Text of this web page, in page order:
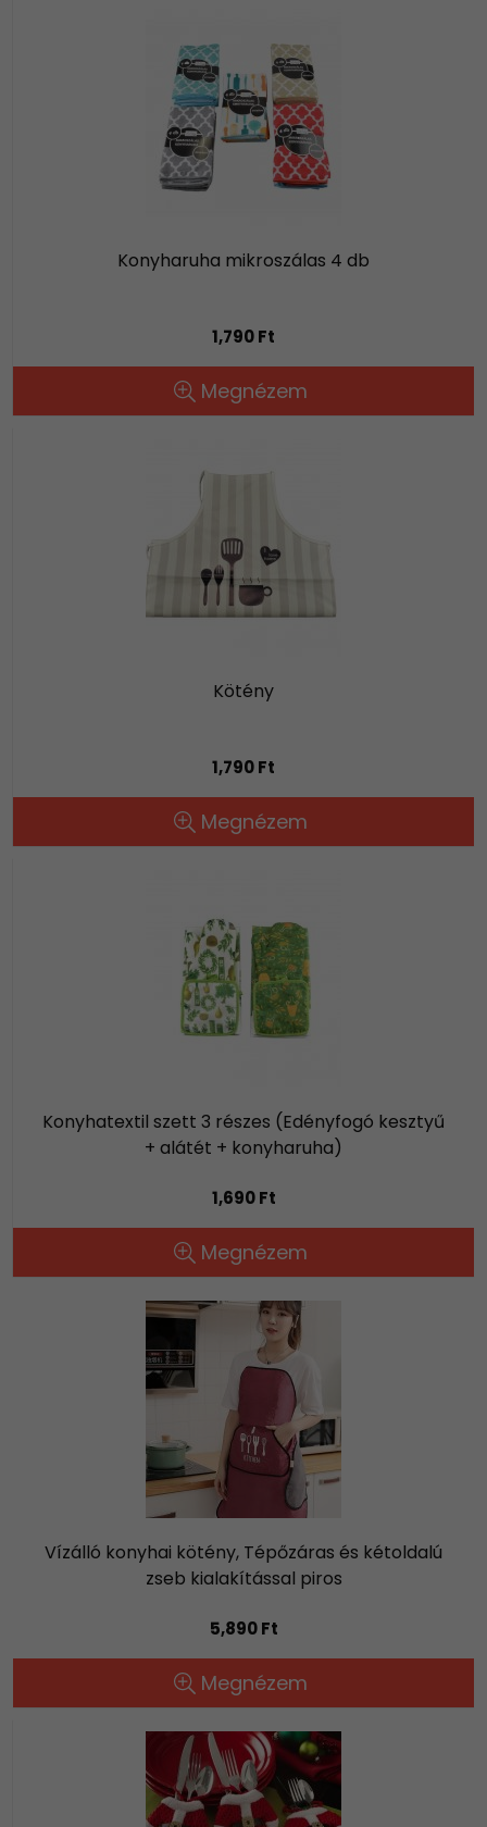
Konyharuha mikroszálas 4 db
1,790 Ft
Megnézem
Kötény
1,790 Ft
Megnézem
Konyhatextil szett 3 részes (Edényfogó kesztyű
+ alátét + konyharuha)
1,690 Ft
Megnézem
Vízálló konyhai kötény, Tépőzáras és kétoldalú
zseb kialakítással piros
5,890 Ft
Megnézem